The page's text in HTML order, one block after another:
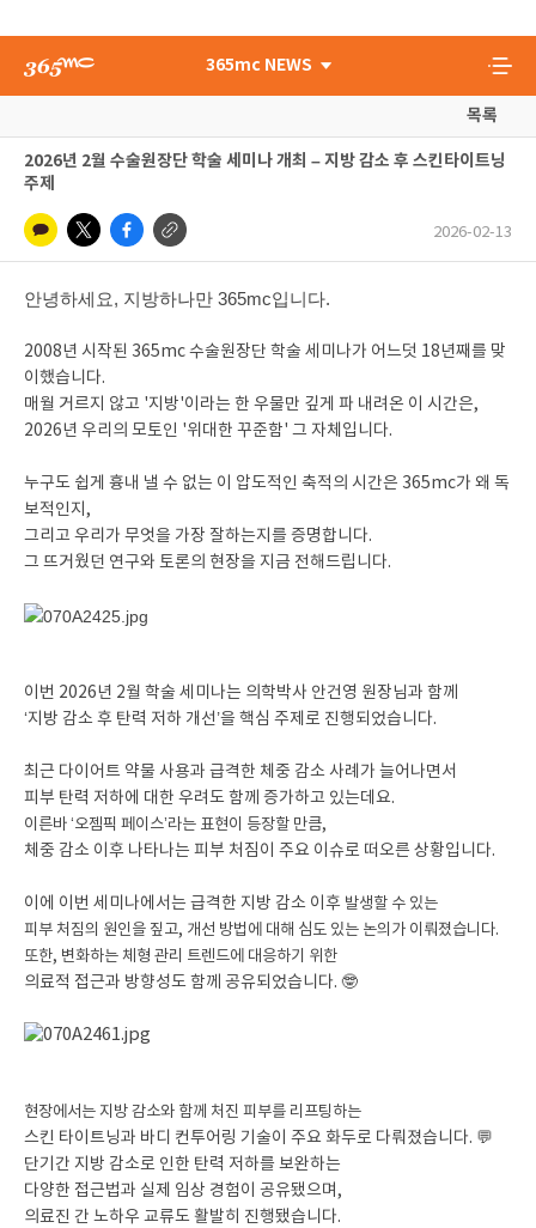
365mc NEWS
목록
2026년 2월 수술원장단 학술 세미나 개최 – 지방 감소 후 스킨타이트닝
주제
2026-02-13
안녕하세요, 지방하나만 365mc입니다.
2008년 시작된 365mc 수술원장단 학술 세미나가 어느덧 18년째를 맞
이했습니다.
매월 거르지 않고 '지방'이라는 한 우물만 깊게 파 내려온 이 시간은,
2026년 우리의 모토인 '위대한 꾸준함' 그 자체입니다.
누구도 쉽게 흉내 낼 수 없는 이 압도적인 축적의 시간은 365mc가 왜 독
보적인지,
그리고 우리가 무엇을 가장 잘하는지를 증명합니다.
그 뜨거웠던 연구와 토론의 현장을 지금 전해드립니다.
이번 2026년 2월 학술 세미나는 의학박사 안건영 원장님과 함께
‘지방 감소 후 탄력 저하 개선’을 핵심 주제로 진행되었습니다.
최근 다이어트 약물 사용과 급격한 체중 감소 사례가 늘어나면서
피부 탄력 저하에 대한 우려도 함께 증가하고 있는데요.
이른바 ‘오젬픽 페이스’라는 표현이 등장할 만큼,
체중 감소 이후 나타나는 피부 처짐이 주요 이슈로 떠오른 상황입니다.
이에 이번 세미나에서는 급격한 지방 감소 이후 발생할 수 있는
피부 처짐의 원인을 짚고, 개선 방법에 대해 심도 있는 논의가 이뤄졌습니다.
또한, 변화하는 체형 관리 트렌드에 대응하기 위한
의료적 접근과 방향성도 함께 공유되었습니다. 🤓
현장에서는 지방 감소와 함께 처진 피부를 리프팅하는
스킨 타이트닝과 바디 컨투어링 기술이 주요 화두로 다뤄졌습니다. 💬
단기간 지방 감소로 인한 탄력 저하를 보완하는
다양한 접근법과 실제 임상 경험이 공유됐으며,
의료진 간 노하우 교류도 활발히 진행됐습니다.